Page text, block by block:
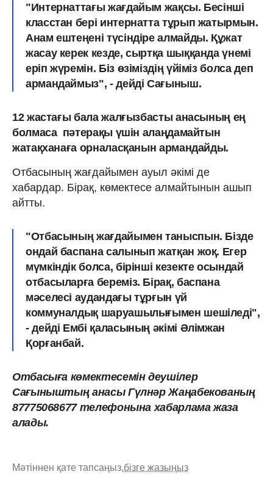
"Интернаттағы жағдайым жақсы. Бесінші
класстан бері интернатта тұрып жатырмын.
Анам ештеңені түсіндіре алмайды. Құжат
жасау керек кезде, сыртқа шыққанда үнемі
еріп жүремін. Біз өзіміздің үйіміз болса деп
армандаймыз", - дейді Сағыныш.
12 жастағы бала жалғызбасты анасының ең
болмаса пәтерақы үшін алаңдамайтын
жатақханаға орналасқанын армандайды.
Отбасының жағдайымен ауыл әкімі де
хабардар. Бірақ, көмектесе алмайтынын ашып
айтты.
"Отбасының жағдайымен таныспын. Бізде
ондай баспана салынып жатқан жоқ. Егер
мүмкіндік болса, бірінші кезекте осындай
отбасыларға береміз. Бірақ, баспана
мәселесі аудандағы тұрғын үй
коммуналдық шаруашылығымен шешіледі",
- дейді Ембі қаласының әкімі Әлімжан
Қорғанбай.
Отбасыға көмектесемін деушілер
Сағыныштың анасы Гүлнәр Жаңабекованың
87775068677 телефонына хабарлама жаза
алады.
Мәтіннен қате тапсаңыз,бізге жазыңыз